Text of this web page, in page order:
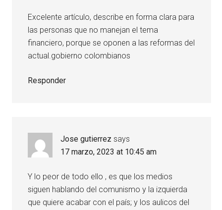
Excelente artículo, describe en forma clara para
las personas que no manejan el tema
financiero, porque se oponen a las reformas del
actual.gobierno colombianos
Responder
Jose gutierrez says
17 marzo, 2023 at 10:45 am
Y lo peor de todo ello , es que los medios
siguen hablando del comunismo y la izquierda
que quiere acabar con el país; y los aulicos del